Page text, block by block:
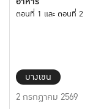
ตอนที่ 1 และ ตอนที่ 2
บางเขน
2 กรกฎาคม 2569